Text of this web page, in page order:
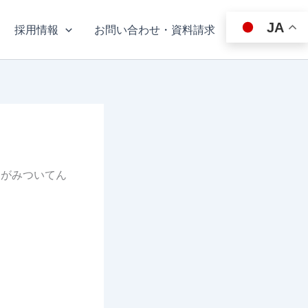
採用情報 お問い合わせ・資料請求 JA
みついてん